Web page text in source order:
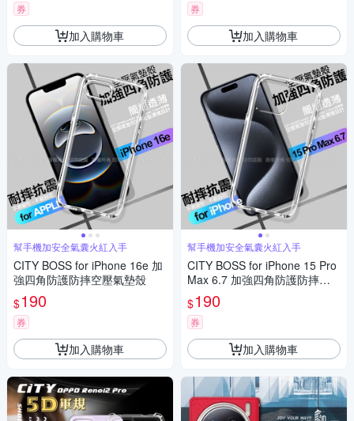
券
加入購物車
幫手機加安全氣囊火紅入手
CITY BOSS for iPhone 16e 加
強四角防護防摔空壓氣墊殼
$190
券
加入購物車
券
加入購物車
幫手機加安全氣囊火紅入手
CITY BOSS for iPhone 15 Pro
Max 6.7 加強四角防護防摔空
壓氣墊殼
$190
券
加入購物車